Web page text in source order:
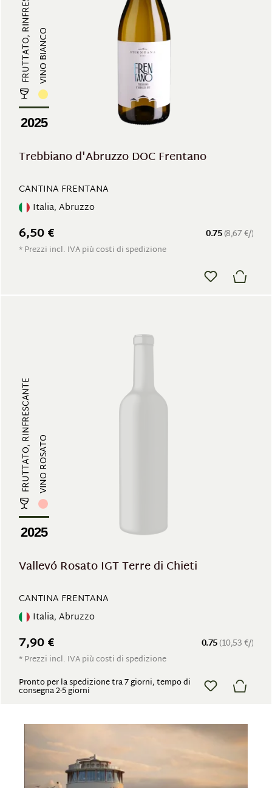
FRUTTATO, RINFRESCANTEVINO BIANCO
2025
Trebbiano d'Abruzzo DOC Frentano
CANTINA FRENTANA
Italia, Abruzzo
0.75(8,67 €/)
6,50 €
* Prezzi incl. IVA più costi di spedizione
FRUTTATO, RINFRESCANTEVINO ROSATO
2025
Vallevó Rosato IGT Terre di Chieti
CANTINA FRENTANA
Italia, Abruzzo
0.75(10,53 €/)
7,90 €
* Prezzi incl. IVA più costi di spedizione
Pronto per la spedizione tra 7 giorni, tempo di
consegna 2-5 giorni